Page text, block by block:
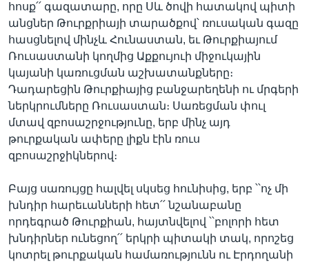
հոսք՛՛ գազատարը, որը Սև ծովի հատակով պիտի
անցներ Թուրքրիայի տարածքով՝ ռուսական գազը
հասցնելով մինչև Հունաստան, եւ Թուրքիայում
Ռուսաստանի կողմից Աքքույուի միջուկային
կայանի կառուցման աշխատանքները։
Դադարեցին Թուրքիայից բանջարեղենի ու մրգերի
ներկրումները Ռուսաստան։ Սառեցման փուլ
մտավ զբոսաշրջությունը, երբ մինչ այդ
թուրքական ափերը լիքն էին ռուս
զբոսաշրջիկներով։
Բայց սառույցը հալվել սկսեց հունիսից, երբ ՝՝ոչ մի
խնդիր հարեւանների հետ՛՛ նշանաբանը
որդեգրած Թուրքիան, հայտնվելով ՝՝բոլորի հետ
խնդիրներ ունեցող՛՛ երկրի պիտակի տակ, որոշեց
կոտրել թուրքական համառությունն ու Էրդողանի